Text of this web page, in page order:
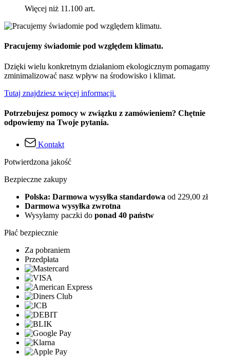
Więcej niż 11.100 art.
Pracujemy świadomie pod względem klimatu.
Dzięki wielu konkretnym działaniom ekologicznym pomagamy
zminimalizować nasz wpływ na środowisko i klimat.
Tutaj znajdziesz więcej informacji.
Potrzebujesz pomocy w związku z zamówieniem? Chętnie
odpowiemy na Twoje pytania.
Kontakt
Potwierdzona jakość
Bezpieczne zakupy
Polska: Darmowa wysyłka standardowa od 229,00 zł
Darmowa wysyłka zwrotna
Wysyłamy paczki do ponad 40 państw
Płać bezpiecznie
Za pobraniem
Przedpłata